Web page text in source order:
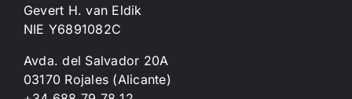
Gevert H. van Eldik
NIE Y6891082C
Avda. del Salvador 20A
03170 Rojales (Alicante)